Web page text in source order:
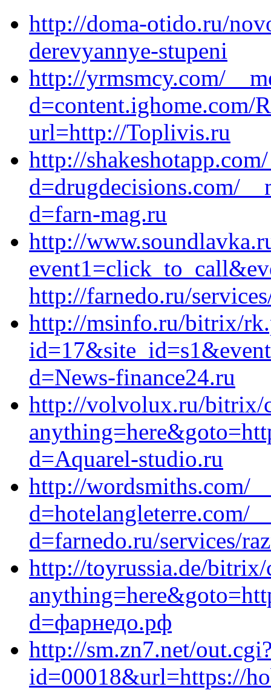
http://doma-otido.ru/
derevyannye-stupeni
http://yrmsmcy.com/
d=content.ighome.com/
url=http://Toplivis.ru
http://
d=drugdecisions.com/
d=farn-mag.ru
http://
http://farnedo.ru/
http://msinfo.ru/bitrix/
d=News-finance24.ru
http://volvolux.ru/bitrix/
d=Aquarel-studio.ru
http://wordsmiths.com/
d=hotelangleterre.com/
d=farnedo.ru/services/
http://toyrussia.de/
d=фарнедо.рф
http://sm.zn7.net/
id=00018&url=https://